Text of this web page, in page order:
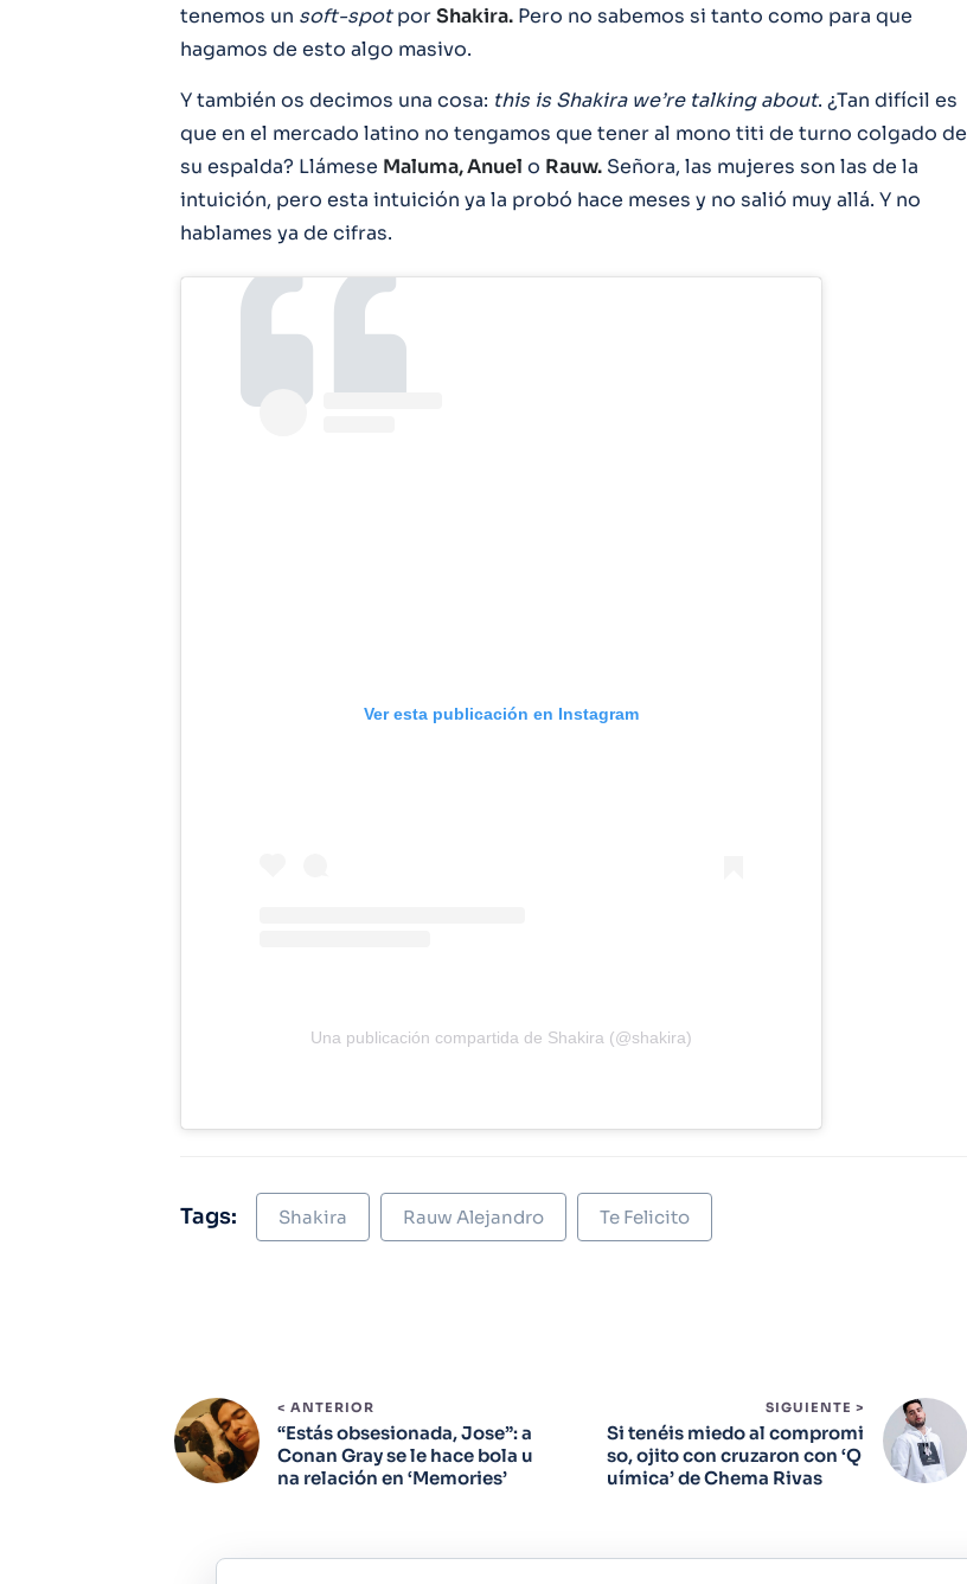
tenemos un soft-spotporShakira. Pero no sabemos si tanto como para que
hagamos de esto algo masivo.
Y también os decimos una cosa: this is Shakira we’re talking about. ¿Tan difícil es
que en el mercado latino no tengamos que tener al mono titi de turno colgado de
su espalda? Llámese Maluma, Anuel o Rauw. Señora, las mujeres son las de la
intuición, pero esta intuición ya la probó hace meses y no salió muy allá. Y no
hablames ya de cifras.
Ver esta publicación en Instagram
Una publicación compartida de Shakira (@shakira)
Tags: Shakira Rauw Alejandro Te Felicito
< ANTERIOR
“Estás obsesionada, Jose”: a
Conan Gray se le hace bola u
na relación en ‘Memories’
SIGUIENTE >
Si tenéis miedo al compromi
so, ojito con cruzaron con ‘Q
uímica’ de Chema Rivas